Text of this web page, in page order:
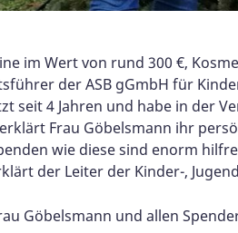
im Wert von rund 300 €,
der ASB gGmbH für
seit 4 Jahren und habe in der
Frau Göbelsmann ihr
wie diese sind enorm
der Leiter der Kinder-,
Göbelsmann und allen